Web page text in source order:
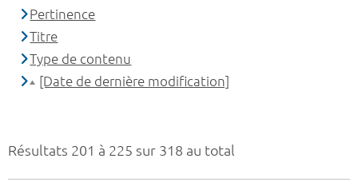
Résultats 201 à 225 sur 318 au total
Pertinence
Titre
Type de contenu
[Date de dernière modification]